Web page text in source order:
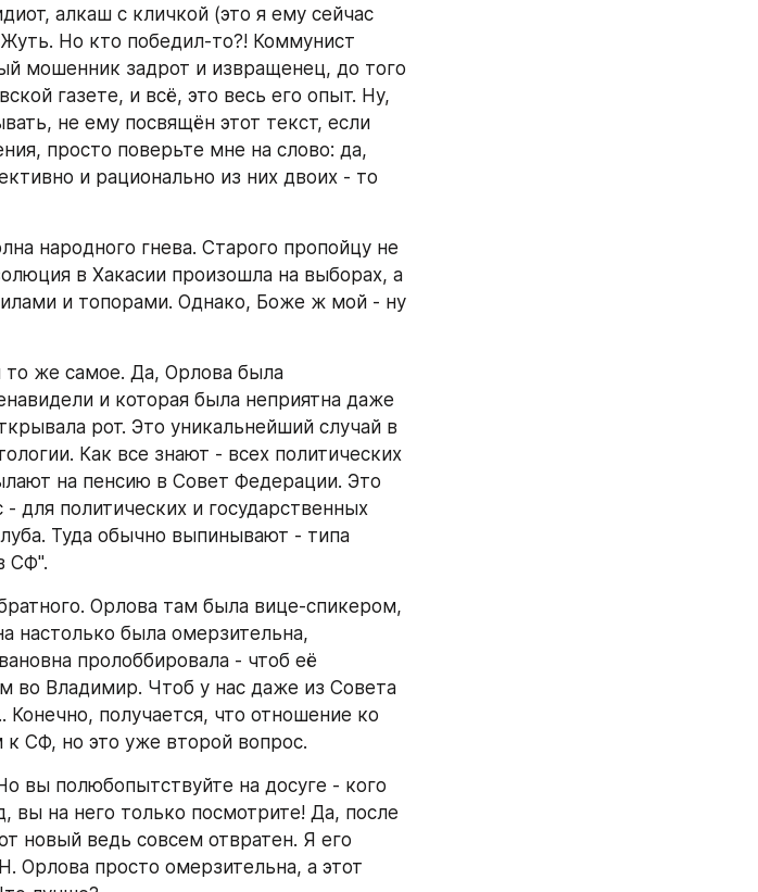
алкаш с кличкой (это я ему сейчас
Но кто победил-то?! Коммунист
мошенник задрот и извращенец, до того
газете, и всё, это весь его опыт. Ну,
не ему посвящён этот текст, если
просто поверьте мне на слово: да,
и рационально из них двоих - то
народного гнева. Старого пропойцу не
в Хакасии произошла на выборах, а
и топорами. Однако, Боже ж мой - ну
то же самое. Да, Орлова была
и которая была неприятна даже
рот. Это уникальнейший случай в
Как все знают - всех политических
на пенсию в Совет Федерации. Это
для политических и государственных
Туда обычно выпинывают - типа
СФ".
Орлова там была вице-спикером,
настолько была омерзительна,
пролоббировала - чтоб её
во Владимир. Чтоб у нас даже из Совета
получается, что отношение ко
СФ, но это уже второй вопрос.
вы полюбопытствуйте на досуге - кого
вы на него только посмотрите! Да, после
новый ведь совсем отвратен. Я его
просто омерзительна, а этот